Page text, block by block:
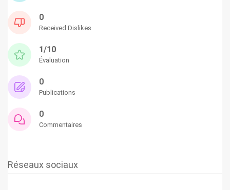
0
Received Dislikes
1/10
Évaluation
0
Publications
0
Commentaires
Réseaux sociaux